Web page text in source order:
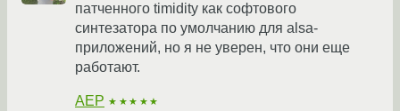
патченного timidity как софтового
синтезатора по умолчанию для alsa-
приложений, но я не уверен, что они еще
работают.
AEP ★★★★★